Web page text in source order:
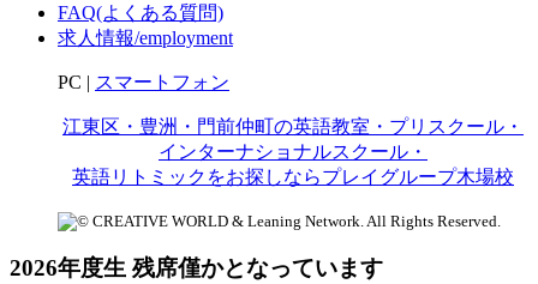
FAQ(よくある質問)
求人情報/employment
PC | スマートフォン
江東区・豊洲・門前仲町の英語教室・プリスクール・
インターナショナルスクール・
英語リトミックをお探しならプレイグループ木場校
2026年度生 残席僅かとなっています